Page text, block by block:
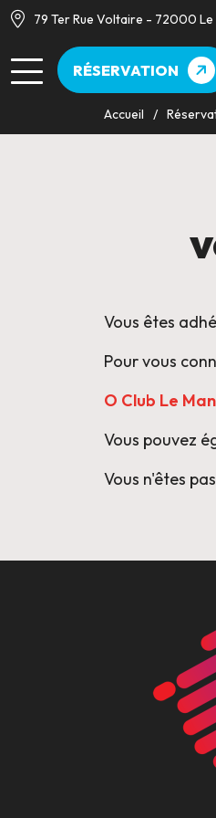
79 Ter Rue Voltaire - 72000 Le
RÉSERVATION
Accueil
Vous êtes
Pour vous
O Club Le
Vous pouvez
Vous n'êtes